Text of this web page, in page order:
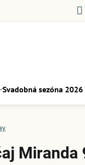
Svadobná sezóna 2026
Miranda